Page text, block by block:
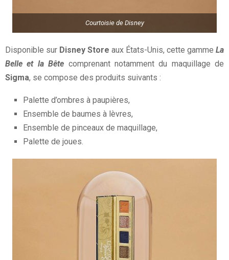
Courtoisie de Disney
Disponible sur Disney Store aux États-Unis, cette gamme La
Belle et la Bête comprenant notamment du maquillage de
Sigma, se compose des produits suivants :
Palette d’ombres à paupières,
Ensemble de baumes à lèvres,
Ensemble de pinceaux de maquillage,
Palette de joues.